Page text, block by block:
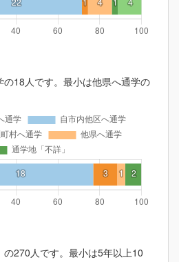
18人です。最小は他県へ通学の
270人です。最小は5年以上10